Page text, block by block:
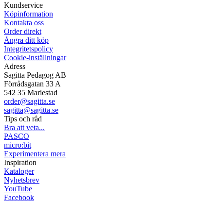
Kundservice
Köpinformation
Kontakta oss
Order direkt
Ångra ditt köp
Integritetspolicy
Cookie-inställningar
Adress
Sagitta Pedagog AB
Förrådsgatan 33 A
542 35 Mariestad
order@sagitta.se
sagitta@sagitta.se
Tips och råd
Bra att veta...
PASCO
micro:bit
Experimentera mera
Inspiration
Kataloger
Nyhetsbrev
YouTube
Facebook